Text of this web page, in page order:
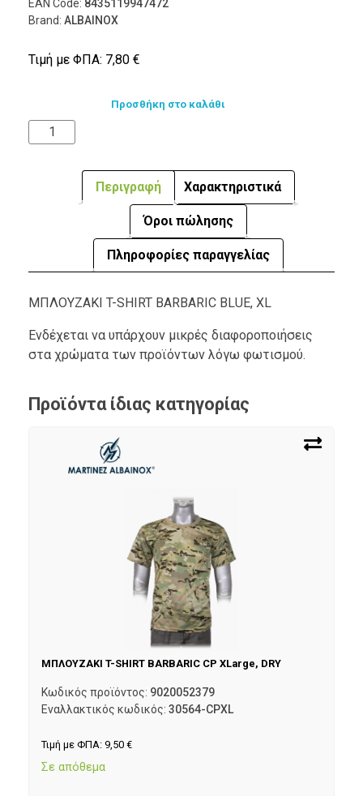
EAN Code: 8435119947472
Brand: ALBAINOX
Τιμή με ΦΠΑ: 7,80 €
Προσθήκη στο καλάθι
Περιγραφή Χαρακτηριστικά
Όροι πώλησης
Πληροφορίες παραγγελίας
ΜΠΛΟΥΖΑΚΙ T-SHIRT BARBARIC BLUE, XL
Ενδέχεται να υπάρχουν μικρές διαφοροποιήσεις
στα χρώματα των προϊόντων λόγω φωτισμού.
Προϊόντα ίδιας κατηγορίας
ΜΠΛΟΥΖΑΚΙ T-SHIRT BARBARIC CP XLarge, DRY
Κωδικός προϊόντος: 9020052379
Εναλλακτικός κωδικός: 30564-CPXL
Τιμή με ΦΠΑ: 9,50 €
Σε απόθεμα